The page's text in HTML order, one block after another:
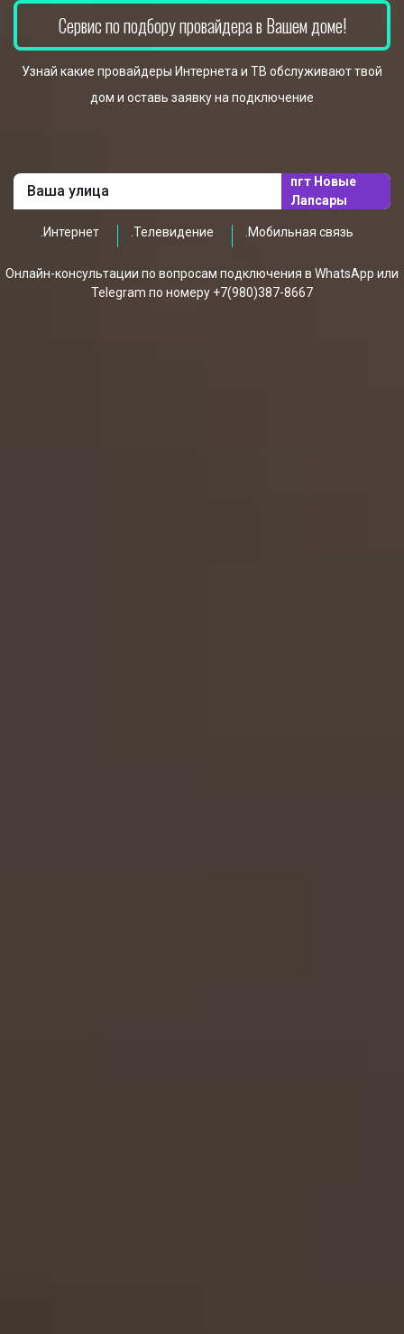
Сервис по подбору провайдера в Вашем доме!
Узнай какие провайдеры Интернета и ТВ обслуживают твой
дом и оставь заявку на подключение
пгт Новые
Лапсары
.Интернет .Телевидение .Мобильная связь
Онлайн-консультации по вопросам подключения в WhatsApp или
Telegram по номеру +7(980)387-8667